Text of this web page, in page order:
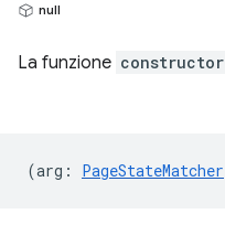
null
La funzione constructor
(arg : PageStateMatcher